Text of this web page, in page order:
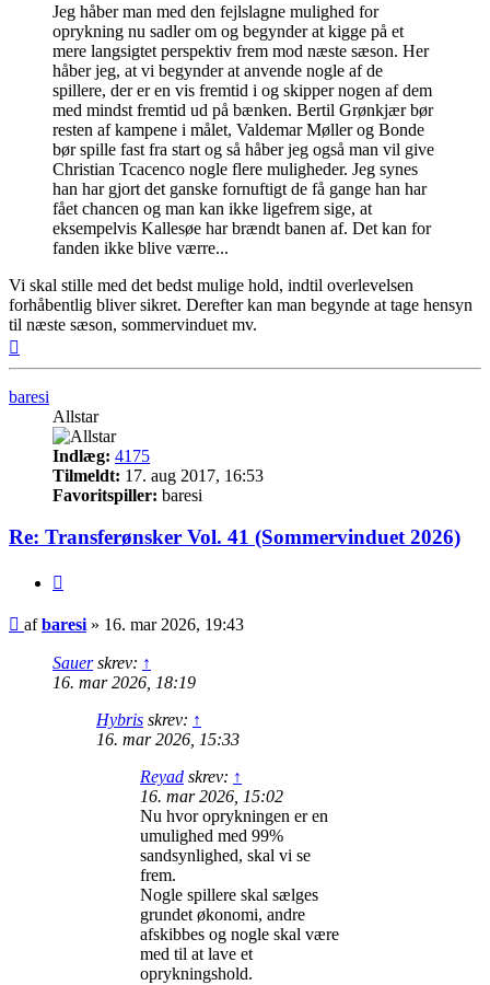
Jeg håber man med den fejlslagne mulighed for
oprykning nu sadler om og begynder at kigge på et
mere langsigtet perspektiv frem mod næste sæson. Her
håber jeg, at vi begynder at anvende nogle af de
spillere, der er en vis fremtid i og skipper nogen af dem
med mindst fremtid ud på bænken. Bertil Grønkjær bør
resten af kampene i målet, Valdemar Møller og Bonde
bør spille fast fra start og så håber jeg også man vil give
Christian Tcacenco nogle flere muligheder. Jeg synes
han har gjort det ganske fornuftigt de få gange han har
fået chancen og man kan ikke ligefrem sige, at
eksempelvis Kallesøe har brændt banen af. Det kan for
fanden ikke blive værre...
Vi skal stille med det bedst mulige hold, indtil overlevelsen
forhåbentlig bliver sikret. Derefter kan man begynde at tage hensyn
til næste sæson, sommervinduet mv.
baresi
Allstar
Indlæg: 4175
Tilmeldt: 17. aug 2017, 16:53
Favoritspiller: baresi
Re: Transferønsker Vol. 41 (Sommervinduet 2026)
Indlæg
afbaresi » 16. mar 2026, 19:43
Sauerskrev: ↑
16. mar 2026, 18:19
Hybris skrev: ↑
16. mar 2026, 15:33
Reyad skrev: ↑
16. mar 2026, 15:02
Nu hvor oprykningen er en
umulighed med 99%
sandsynlighed, skal vi se
frem.
Nogle spillere skal sælges
grundet økonomi, andre
afskibbes og nogle skal være
med til at lave et
oprykningshold.